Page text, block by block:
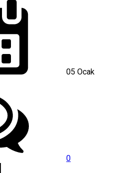
05 Ocak
0